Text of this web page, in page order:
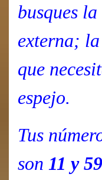
busques
externa;
que
espejo.
Tus
son 11 y 59